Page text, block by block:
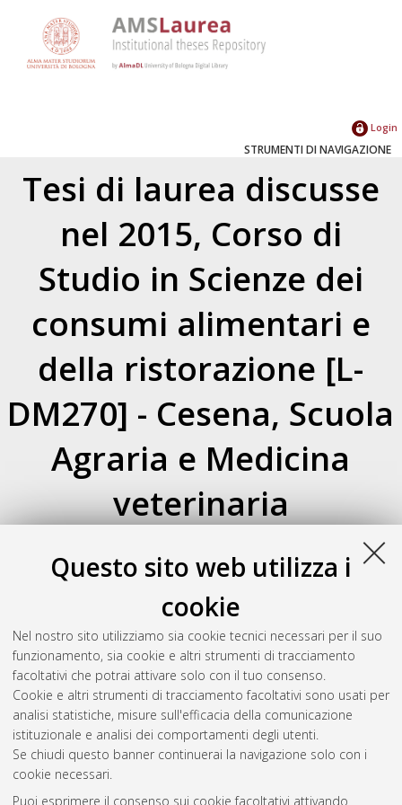
Questo sito web utilizza i
cookie
Nel nostro sito utilizziamo sia cookie tecnici necessari per il suo
funzionamento, sia cookie e altri strumenti di tracciamento
facoltativi che potrai attivare solo con il tuo consenso.
Cookie e altri strumenti di tracciamento facoltativi sono usati per
analisi statistiche, misure sull'efficacia della comunicazione
istituzionale e analisi dei comportamenti degli utenti.
Se chiudi questo banner continuerai la navigazione solo con i
cookie necessari.
Puoi esprimere il consenso sui cookie facoltativi attivando
Login
STRUMENTI DI NAVIGAZIONE
Tesi di laurea discusse
nel 2015, Corso di
Studio in Scienze dei
consumi alimentari e
della ristorazione [L-
DM270] - Cesena, Scuola
Agraria e Medicina
veterinaria
Esporta come
Atom
Raggruppa per:Autore della tesi|Relatore della tesi|
Indirizzo|Orientamento|Nessun raggruppamento
Numero di documenti: 0.
Questa lista e' stata generata ilFri Aug 7 20:37:26 2026 CEST
Atom